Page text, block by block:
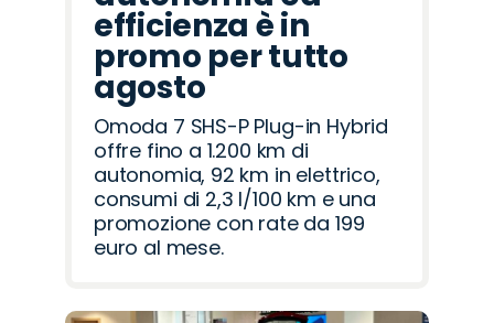
efficienza è in
promo per tutto
agosto
Omoda 7 SHS-P Plug-in Hybrid
offre fino a 1.200 km di
autonomia, 92 km in elettrico,
consumi di 2,3 l/100 km e una
promozione con rate da 199
euro al mese.